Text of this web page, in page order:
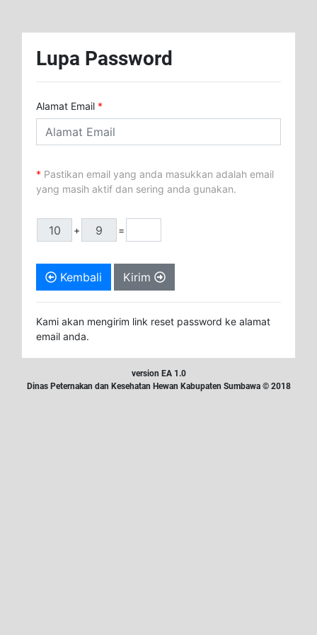
Lupa Password
Alamat Email *
* Pastikan email yang anda masukkan adalah email
yang masih aktif dan sering anda gunakan.
+ =
Kembali Kirim
Kami akan mengirim link reset password ke alamat
email anda.
version EA 1.0
Dinas Peternakan dan Kesehatan Hewan Kabupaten Sumbawa © 2018